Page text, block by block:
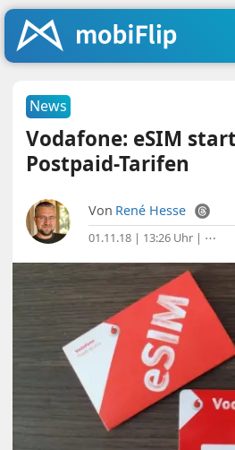
News
Vodafone: eSIM
Postpaid-Tarifen
Von René Hesse
01.11.18 | 13:26 Uhr | ⋯